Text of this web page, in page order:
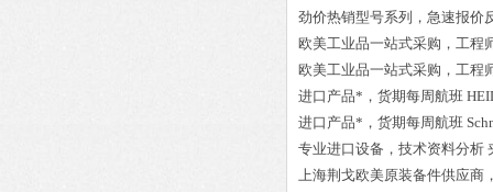
劲价热销型号系列，急速报价
欧美工业品一站式采购，工程
欧美工业品一站式采购，工程
进口产品*，货期每周航班
进口产品*，货期每周航班
专业进口设备，技术资料分析
上海荆戈欧美原装备件供应商